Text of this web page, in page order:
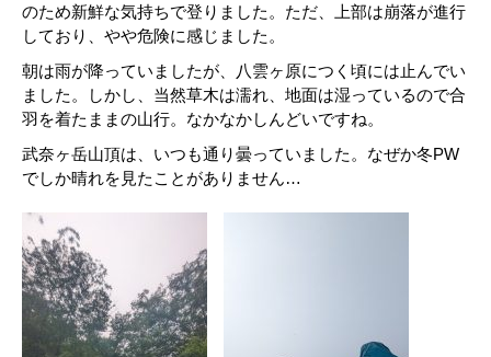
のため新鮮な気持ちで登りました。ただ、上部は崩落が進行
しており、やや危険に感じました。
朝は雨が降っていましたが、八雲ヶ原につく頃には止んでい
ました。しかし、当然草木は濡れ、地面は湿っているので合
羽を着たままの山行。なかなかしんどいですね。
武奈ヶ岳山頂は、いつも通り曇っていました。なぜか冬PW
でしか晴れを見たことがありません…